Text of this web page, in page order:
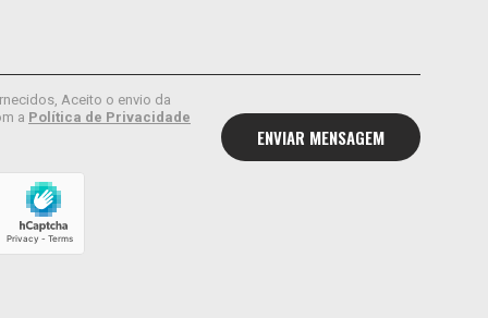
Aceito o envio da
a Política de Privacidade